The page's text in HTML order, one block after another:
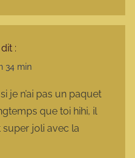
dit :
34 min
je n’ai pas un paquet
que toi hihi, il
super joli avec la